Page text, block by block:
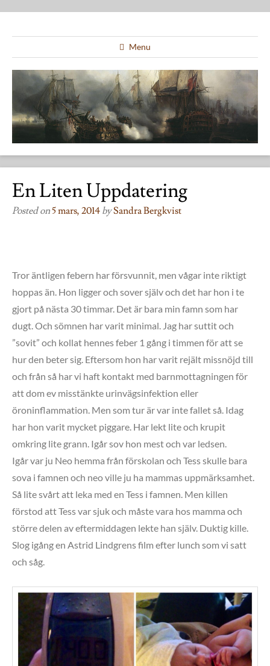
Menu
En Liten Uppdatering
Posted on5 mars, 2014 bySandra Bergkvist
Tror äntligen febern har försvunnit, men vågar inte riktigt
hoppas än. Hon ligger och sover själv och det har hon i te
gjort på nästa 30 timmar. Det är bara min famn som har
dugt. Och sömnen har varit minimal. Jag har suttit och
”sovit” och kollat hennes feber 1 gång i timmen för att se
hur den beter sig. Eftersom hon har varit rejält missnöjd till
och från så har vi haft kontakt med barnmottagningen för
att dom ev misstänkte urinvägsinfektion eller
öroninflammation. Men som tur är var inte fallet så. Idag
har hon varit mycket piggare. Har lekt lite och krupit
omkring lite grann. Igår sov hon mest och var ledsen.
Igår var ju Neo hemma från förskolan och Tess skulle bara
sova i famnen och neo ville ju ha mammas uppmärksamhet.
Så lite svårt att leka med en Tess i famnen. Men killen
förstod att Tess var sjuk och måste vara hos mamma och
större delen av eftermiddagen lekte han själv. Duktig kille.
Slog igång en Astrid Lindgrens film efter lunch som vi satt
och såg.